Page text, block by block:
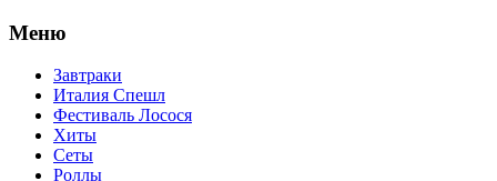
Меню
Завтраки
Италия Спешл
Фестиваль Лосося
Хиты
Сеты
Роллы